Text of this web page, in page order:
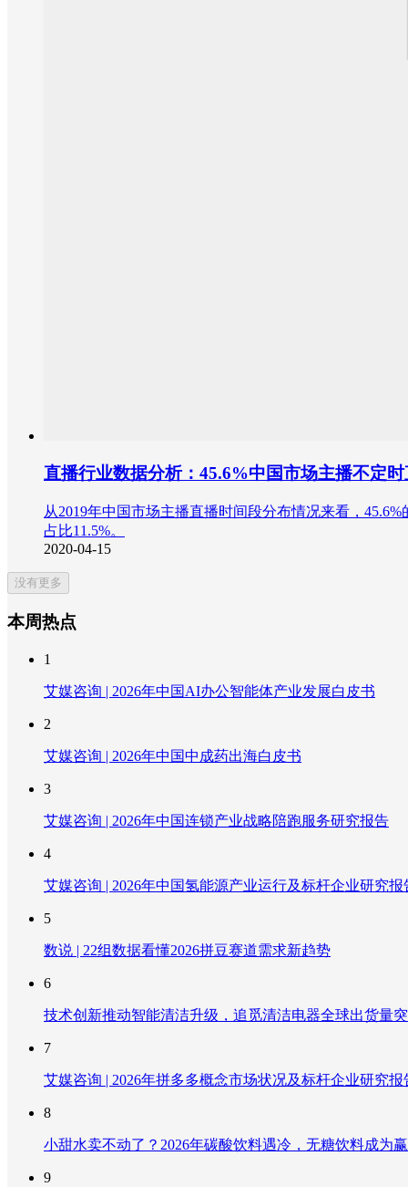
直播行业数据分析：45.6%中国市场主播不定
从2019年中国市场主播直播时间段分布情况来看，
占比11.5%。
2020-04-15
没有更多
本周热点
1
艾媒咨询 | 2026年中国AI办公智能体产业发展白皮书
2
艾媒咨询 | 2026年中国中成药出海白皮书
3
艾媒咨询 | 2026年中国连锁产业战略陪跑服务研究报告
4
艾媒咨询 | 2026年中国氢能源产业运行及标杆企业研究报
5
数说 | 22组数据看懂2026拼豆赛道需求新趋势
6
技术创新推动智能清洁升级，追觅清洁电器全球出货量
7
艾媒咨询 | 2026年拼多多概念市场状况及标杆企业研究报
8
小甜水卖不动了？2026年碳酸饮料遇冷，无糖饮料成为
9